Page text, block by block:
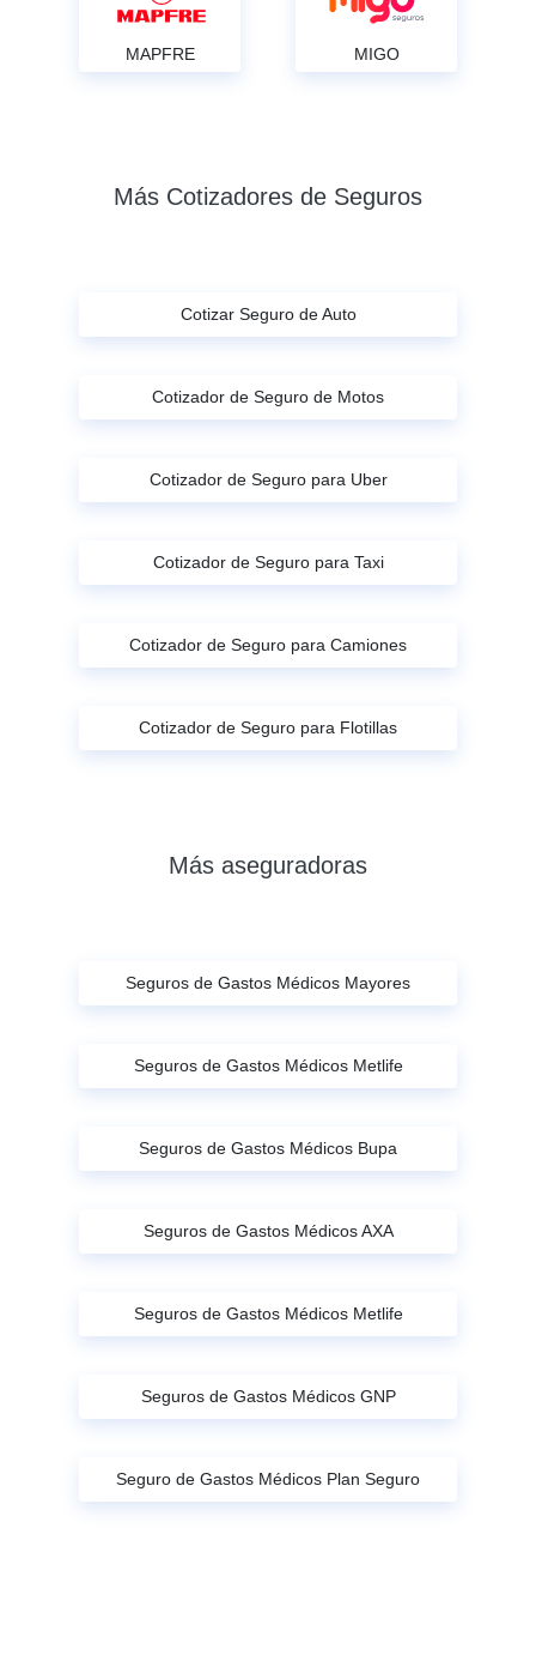
MAPFRE MIGO
Más Cotizadores de Seguros
Cotizar Seguro de Auto
Cotizador de Seguro de Motos
Cotizador de Seguro para Uber
Cotizador de Seguro para Taxi
Cotizador de Seguro para Camiones
Cotizador de Seguro para Flotillas
Más aseguradoras
Seguros de Gastos Médicos Mayores
Seguros de Gastos Médicos Metlife
Seguros de Gastos Médicos Bupa
Seguros de Gastos Médicos AXA
Seguros de Gastos Médicos Metlife
Seguros de Gastos Médicos GNP
Seguro de Gastos Médicos Plan Seguro